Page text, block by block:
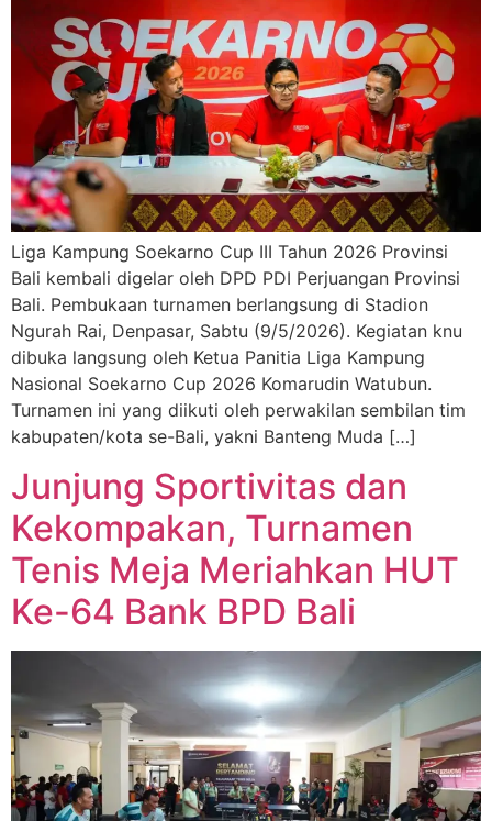
Liga Kampung Soekarno Cup III Tahun 2026 Provinsi
Bali kembali digelar oleh DPD PDI Perjuangan Provinsi
Bali. Pembukaan turnamen berlangsung di Stadion
Ngurah Rai, Denpasar, Sabtu (9/5/2026). Kegiatan knu
dibuka langsung oleh Ketua Panitia Liga Kampung
Nasional Soekarno Cup 2026 Komarudin Watubun.
Turnamen ini yang diikuti oleh perwakilan sembilan tim
kabupaten/kota se-Bali, yakni Banteng Muda […]
Junjung Sportivitas dan
Kekompakan, Turnamen
Tenis Meja Meriahkan HUT
Ke-64 Bank BPD Bali